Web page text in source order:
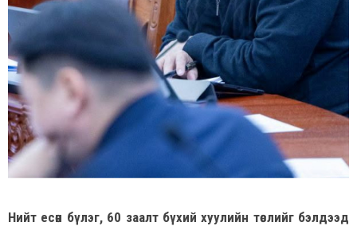
Нийт есөн бүлэг, 60 заалт бүхий хуулийн төслийг бэлдээд